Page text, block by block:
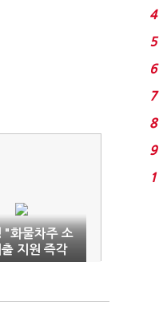
"화물차주 소
지원 즉각
4
5
6
7
8
9